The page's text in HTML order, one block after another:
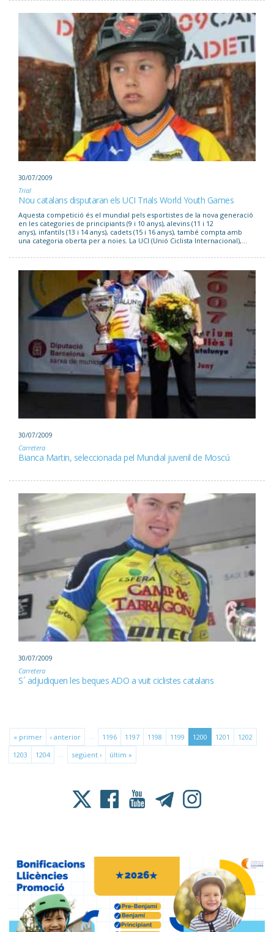
30/07/2009
Trial
Nou catalans disputaran els UCI Trials World Youth Games
Aquesta competició és el mundial pels esportistes de la nova generació
en les categories de principiants (9 i 10 anys), alevins (11 i 12
anys), infantils (13 i 14 anys), cadets (15 i 16 anys), també compta amb
una categoria oberta per a noies. La UCI (Unió Ciclista Internacional),...
30/07/2009
Carretera
Bianca Martin, seleccionada pel Mundial juvenil de Moscú
30/07/2009
Carretera
S´ adjudiquen les beques ADO a vuit ciclistes catalans
« primer ‹ anterior 1196 1197 1198 1199 1200 1201
1202
1203
1204 següent › últim »